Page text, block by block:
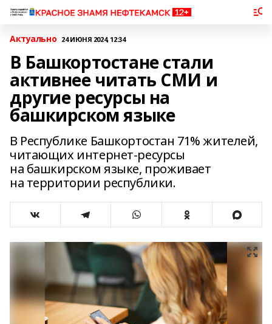
Актуально 24 ИЮНЯ 2024, 12:34
В Башкортостане стали
активнее читать СМИ и
другие ресурсы на
башкирском языке
В Республике Башкортостан 71% жителей,
читающих интернет-ресурсы
на башкирском языке, проживает
на территории республики.